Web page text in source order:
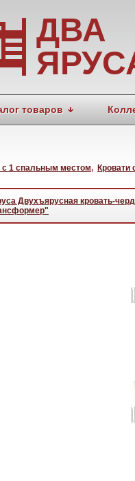
ДВА
товаров
с 1 спальным местом, Кровати
Двухъярусная кровать-